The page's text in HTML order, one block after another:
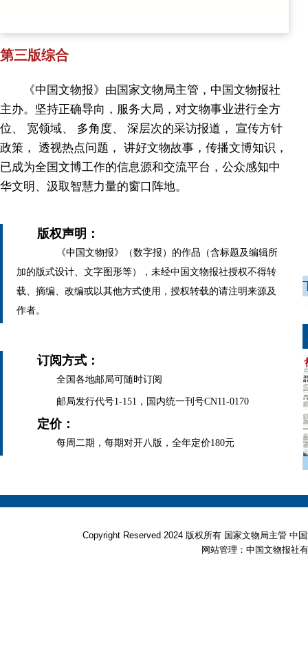
第三版综合
《中国文物报》由国家文物局主管，中国文物报社
主办。坚持正确导向，服务大局，对文物事业进行全方
位、 宽领域、 多角度、 深层次的采访报道， 宣传方针
政策， 透视热点问题， 讲好文物故事，传播文博知识，
已成为全国文博工作的信息源和交流平台，公众感知中
华文明、汲取智慧力量的窗口阵地。
版权声明：
《中国文物报》（数字报）的作品（含标题及编辑所
加的版式设计、文字图形等），未经中国文物报社授权不得转
载、摘编、改编或以其他方式使用，授权转载的请注明来源及
作者。
订阅方式：
全国各地邮局可随时订阅
邮局发行代号1-151，国内统一刊号CN11-0170
定价：
每周二期，每期对开八版，全年定价180元
Copyright Reserved 2024 版权所有 国家文物局主管
网站管理：中国文物报社